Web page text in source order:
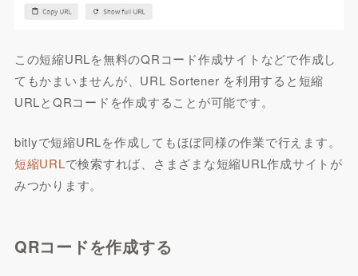
この短縮URLを無料のQRコード作成サイトなどで作成し
てもかまいませんが、URL Sortener を利用すると短縮
URLとQRコードを作成することが可能です。
bitlyで短縮URLを作成してもほぼ同様の作業で行えます。
短縮URLで検索すれば、さまざまな短縮URL作成サイトが
みつかります。
QRコードを作成する